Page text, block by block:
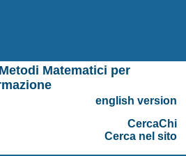
Matematici per
english version
CercaChi
Cerca nel sito